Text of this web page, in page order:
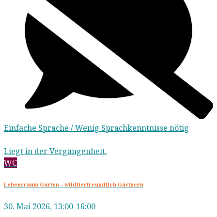
Einfache Sprache / Wenig Sprachkenntnisse nötig
Liegt in der Vergangenheit.
WC
Lebensraum Garten – wildtierfreundlich Gärtnern
30. Mai 2026, 13:00-16:00